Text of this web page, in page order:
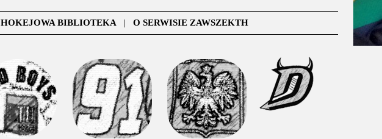
HOKEJOWA BIBLIOTEKA | O SERWISIE ZAWSZEKTH